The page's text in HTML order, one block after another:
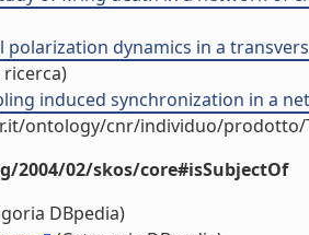
polarization dynamics in a
induced synchronization in a
ontology/cnr/individuo/prodotto/
2004/02/skos/core#isSubjectOf
DBpedia)